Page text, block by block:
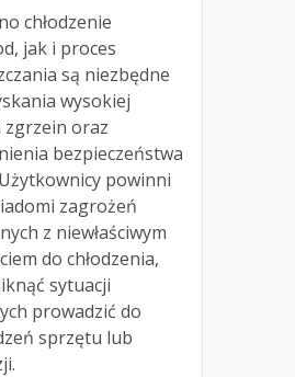
chłodzenie
jak i proces
są niezbędne
wysokiej
zgrzein oraz
bezpieczeństwa
powinni
zagrożeń
z niewłaściwym
do chłodzenia,
sytuacji
prowadzić do
sprzętu lub